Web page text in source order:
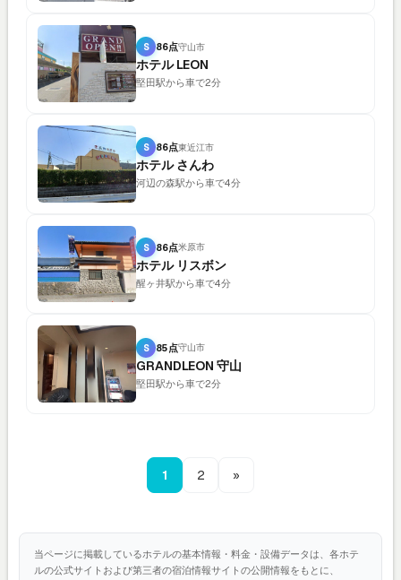
S 86点守山市
ホテル LEON
堅田駅から車で2分
S 86点東近江市
ホテル さんわ
河辺の森駅から車で4分
S 86点米原市
ホテル リスボン
醒ヶ井駅から車で4分
S 85点守山市
GRANDLEON 守山
堅田駅から車で2分
1 2 »
当ページに掲載しているホテルの基本情報・料金・設備データは、各ホテ
ルの公式サイトおよび第三者の宿泊情報サイトの公開情報をもとに、